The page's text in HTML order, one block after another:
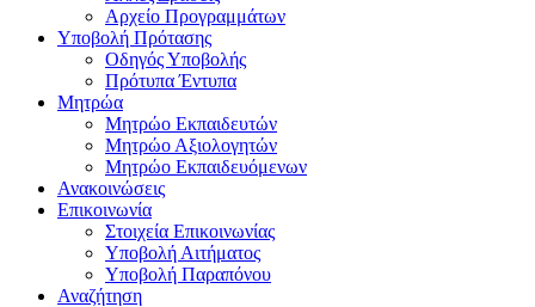
Αρχείο Προγραμμάτων
Υποβολή Πρότασης
Οδηγός Υποβολής
Πρότυπα Έντυπα
Μητρώα
Μητρώο Εκπαιδευτών
Μητρώο Αξιολογητών
Μητρώο Εκπαιδευόμενων
Ανακοινώσεις
Επικοινωνία
Στοιχεία Επικοινωνίας
Υποβολή Αιτήματος
Υποβολή Παραπόνου
Αναζήτηση